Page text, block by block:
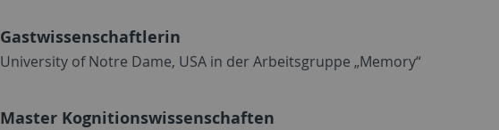
Gastwissenschaftlerin
University of Notre Dame, USA in der Arbeitsgruppe „Memory“
Master Kognitionswissenschaften